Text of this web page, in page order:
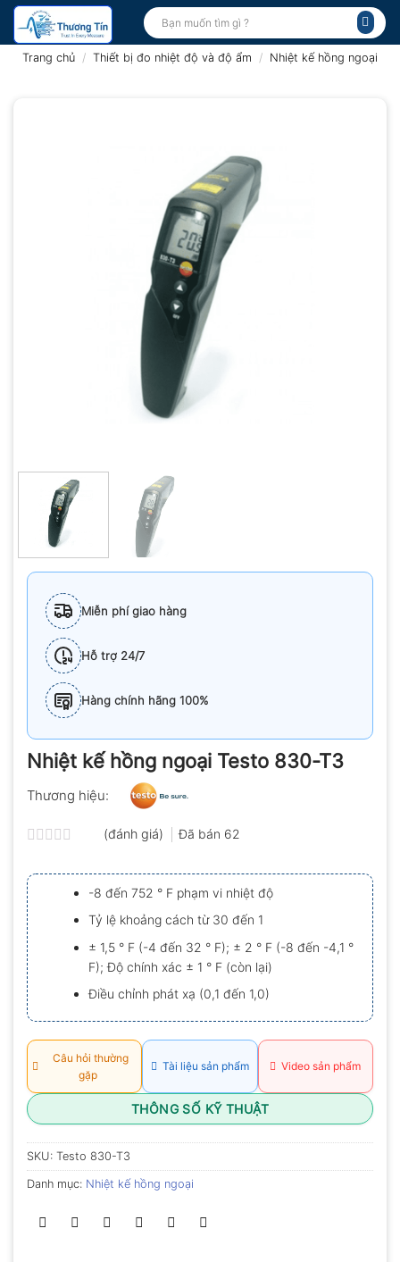
Bỏ
qua
Tìm
kiếm:
Trang chủ / Thiết bị đo nhiệt độ và độ ẩm / Nhiệt kế hồng ngoại
Miễn phí giao hàng
Hỗ trợ 24/7
Hàng chính hãng 100%
Nhiệt kế hồng ngoại Testo 830-T3
Thương hiệu:
xếp
hạng
0.0
5
sao
(đánh giá) Đã bán 62
-8 đến 752 ° F phạm vi nhiệt độ
Tỷ lệ khoảng cách từ 30 đến 1
± 1,5 ° F (-4 đến 32 ° F); ± 2 ° F (-8 đến -4,1 °
F); Độ chính xác ± 1 ° F (còn lại)
Điều chỉnh phát xạ (0,1 đến 1,0)
Câu hỏi thường
gặp
Tài liệu sản phẩm Video sản phẩm
THÔNG SỐ KỸ THUẬT
SKU: Testo 830-T3
Danh mục: Nhiệt kế hồng ngoại